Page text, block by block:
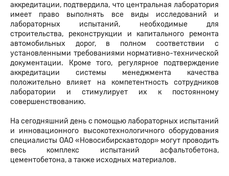
аккредитации, подтвердила, что центральная лаборатория
имеет право выполнять все виды исследований и
лабораторных испытаний, необходимые для
строительства, реконструкции и капитального ремонта
автомобильных дорог, в полном соответствии с
установленными требованиями нормативно-технической
документации. Кроме того, регулярное подтверждение
аккредитации системы менеджмента качества
положительно влияет на компетентность сотрудников
лаборатории и стимулирует их к постоянному
совершенствованию.
На сегодняшний день с помощью лабораторных испытаний
и инновационного высокотехнологичного оборудования
специалисты ОАО «Новосибирскавтодор» могут проводить
весь комплекс испытаний асфальтобетона,
цементобетона, а также исходных материалов.